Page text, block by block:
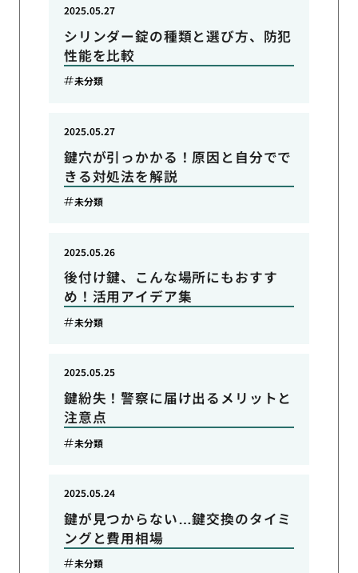
シリンダー錠の種類と選び方、防犯
性能を比較
2025.05.27
未分類
鍵穴が引っかかる！原因と自分でで
きる対処法を解説
2025.05.27
未分類
後付け鍵、こんな場所にもおすす
め！活用アイデア集
2025.05.26
未分類
鍵紛失！警察に届け出るメリットと
注意点
2025.05.25
未分類
鍵が見つからない…鍵交換のタイミ
ングと費用相場
2025.05.24
未分類